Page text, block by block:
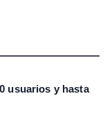
usuarios y hasta